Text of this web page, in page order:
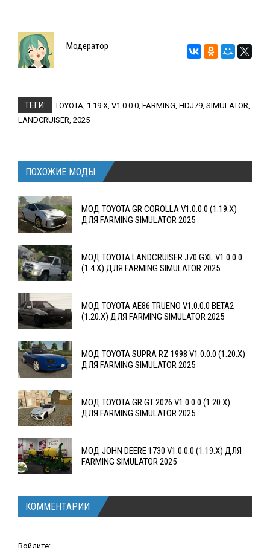
Модератор
ТЕГИ: TOYOTA, 1.19.X, V1.0.0.0, FARMING, HDJ79, SIMULATOR,
LANDCRUISER, 2025
ПОХОЖИЕ МОДЫ
МОД TOYOTA GR COROLLA V1.0.0.0 (1.19.X)
ДЛЯ FARMING SIMULATOR 2025
МОД TOYOTA LANDCRUISER J70 GXL V1.0.0.0
(1.4.X) ДЛЯ FARMING SIMULATOR 2025
МОД TOYOTA AE86 TRUENO V1.0.0.0 BETA2
(1.20.X) ДЛЯ FARMING SIMULATOR 2025
МОД TOYOTA SUPRA RZ 1998 V1.0.0.0 (1.20.X)
ДЛЯ FARMING SIMULATOR 2025
МОД TOYOTA GR GT 2026 V1.0.0.0 (1.20.X)
ДЛЯ FARMING SIMULATOR 2025
МОД JOHN DEERE 1730 V1.0.0.0 (1.19.X) ДЛЯ
FARMING SIMULATOR 2025
КОММЕНТАРИИ
Войдите: